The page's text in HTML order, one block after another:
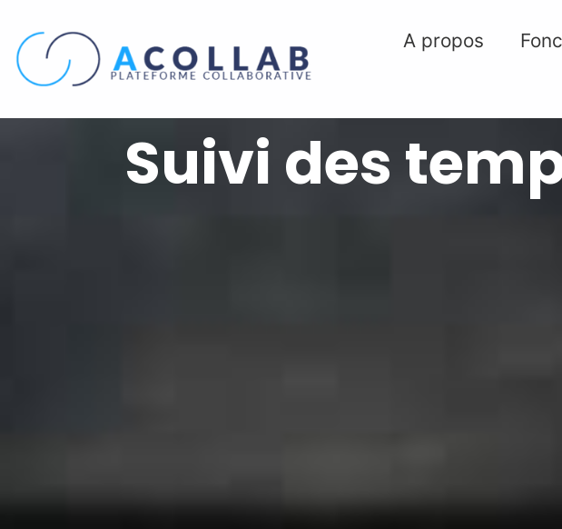
contenu
A propos
Suivi des